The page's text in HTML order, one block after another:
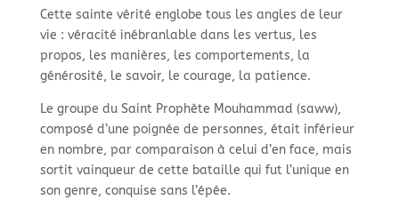
Cette sainte vérité englobe tous les angles de leur
vie : véracité inébranlable dans les vertus, les
propos, les manières, les comportements, la
générosité, le savoir, le courage, la patience.
Le groupe du Saint Prophète Mouhammad (saww),
composé d’une poignée de personnes, était inférieur
en nombre, par comparaison à celui d’en face, mais
sortit vainqueur de cette bataille qui fut l’unique en
son genre, conquise sans l’épée.